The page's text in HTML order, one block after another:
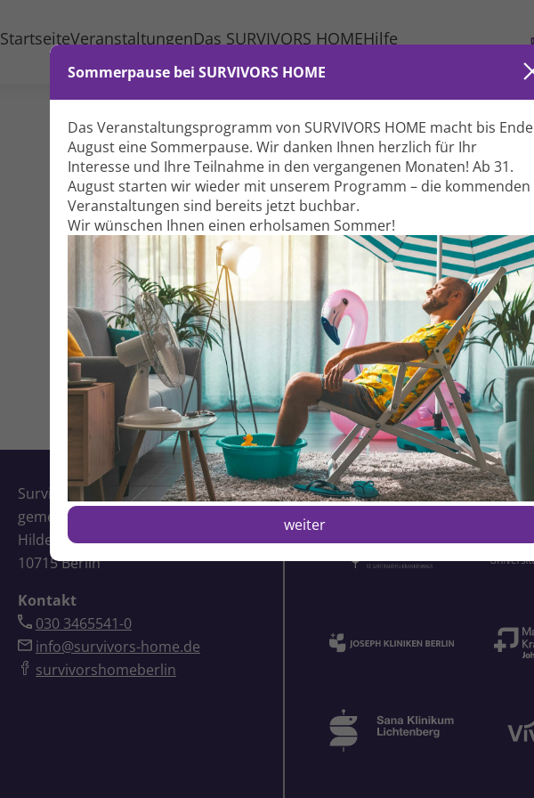
StartseiteVeranstaltungenDas SURVIVORS HOMEHilfe
Sommerpause bei SURVIVORS HOME
Das Veranstaltungs­programm von SURVIVORS HOME macht bis Ende
August eine Sommer­pause. Wir danken Ihnen herzlich für Ihr
Interesse und Ihre Teil­nahme in den vergangenen Monaten! Ab 31.
August starten wir wieder mit unserem Programm – die kommenden
Veranstal­tungen sind bereits jetzt buchbar.
Wir wünschen Ihnen einen erholsamen Sommer!
weiter
Survivors Home Foundation
gemeinnützige GmbH
Hildegardstraße 31
10715 Berlin
Kontakt
030 3465541-0
info@survivors-home.de
survivorshomeberlin
Netzwerkpartner